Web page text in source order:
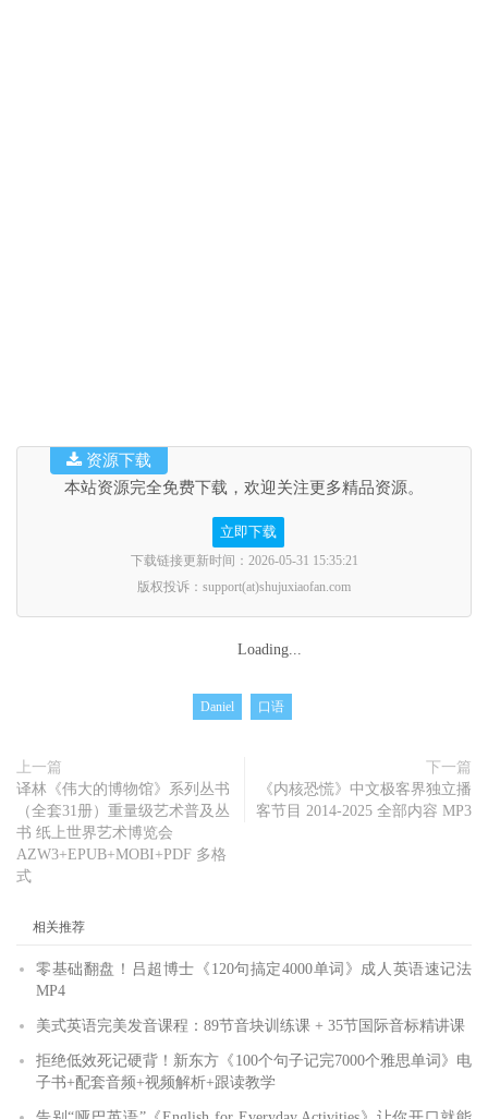
本站资源完全免费下载，欢迎关注更多精品资源。
立即下载
下载链接更新时间：2026-05-31 15:35:21
版权投诉：support(at)shujuxiaofan.com
资源下载
Loading...
Daniel 口语
上一篇
译林《伟大的博物馆》系列丛书
（全套31册）重量级艺术普及丛
书 纸上世界艺术博览会
AZW3+EPUB+MOBI+PDF 多格
式
下一篇
《内核恐慌》中文极客界独立播
客节目 2014-2025 全部内容 MP3
相关推荐
零基础翻盘！吕超博士《120句搞定4000单词》成人英语速记法
MP4
美式英语完美发音课程：89节音块训练课 + 35节国际音标精讲课
拒绝低效死记硬背！新东方《100个句子记完7000个雅思单词》电
子书+配套音频+视频解析+跟读教学